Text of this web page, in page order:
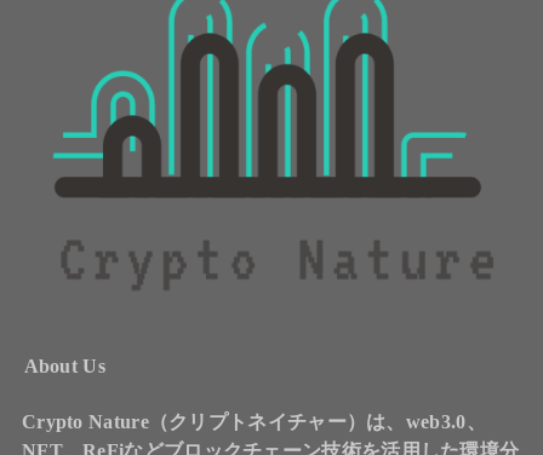
About Us
Crypto Nature（クリプトネイチャー）は、web3.0、
NFT、ReFiなどブロックチェーン技術を活用した環境分